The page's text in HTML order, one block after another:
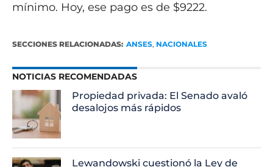
mínimo. Hoy, ese pago es de $9222.
SECCIONES RELACIONADAS: ANSES, NACIONALES
NOTICIAS RECOMENDADAS
Propiedad privada: El Senado avaló
desalojos más rápidos
Lewandowski cuestionó la Ley de